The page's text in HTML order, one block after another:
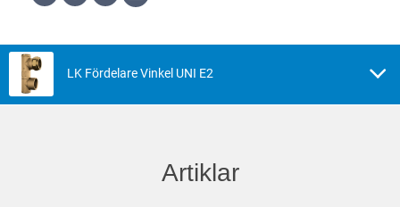
LK Fördelare Vinkel UNI E2
Artiklar